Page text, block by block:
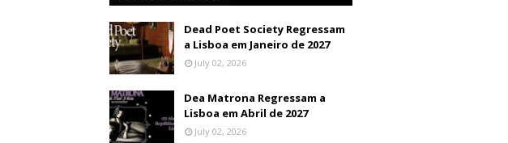
Dead Poet Society Regressam
a Lisboa em Janeiro de 2027
July 02, 2026
Dea Matrona Regressam a
Lisboa em Abril de 2027
July 02, 2026